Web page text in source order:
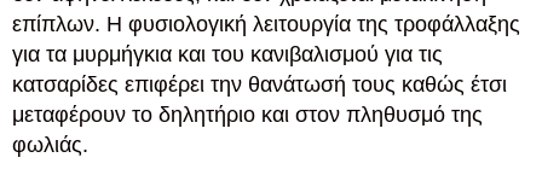
επίπλων. Η φυσιολογική λειτουργία της τροφάλλαξης
για τα μυρμήγκια και του κανιβαλισμού για τις
κατσαρίδες επιφέρει την θανάτωσή τους καθώς έτσι
μεταφέρουν το δηλητήριο και στον πληθυσμό της
φωλιάς.